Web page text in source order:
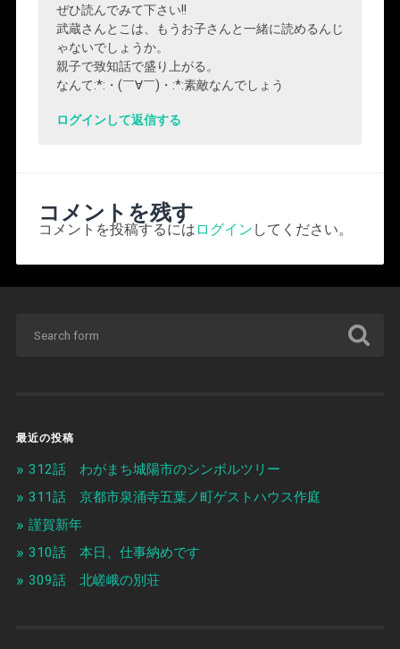
ぜひ読んでみて下さい!!
武蔵さんとこは、もうお子さんと一緒に読めるんじ
ゃないでしょうか。
親子で致知話で盛り上がる。
なんて:*:・(￣∀￣)・:*:素敵なんでしょう
ログインして返信する
コメントを残す
コメントを投稿するには ログイン してください。
最近の投稿
312話 わがまち城陽市のシンボルツリー
311話 京都市泉涌寺五葉ノ町ゲストハウス作庭
謹賀新年
310話 本日、仕事納めです
309話 北嵯峨の別荘